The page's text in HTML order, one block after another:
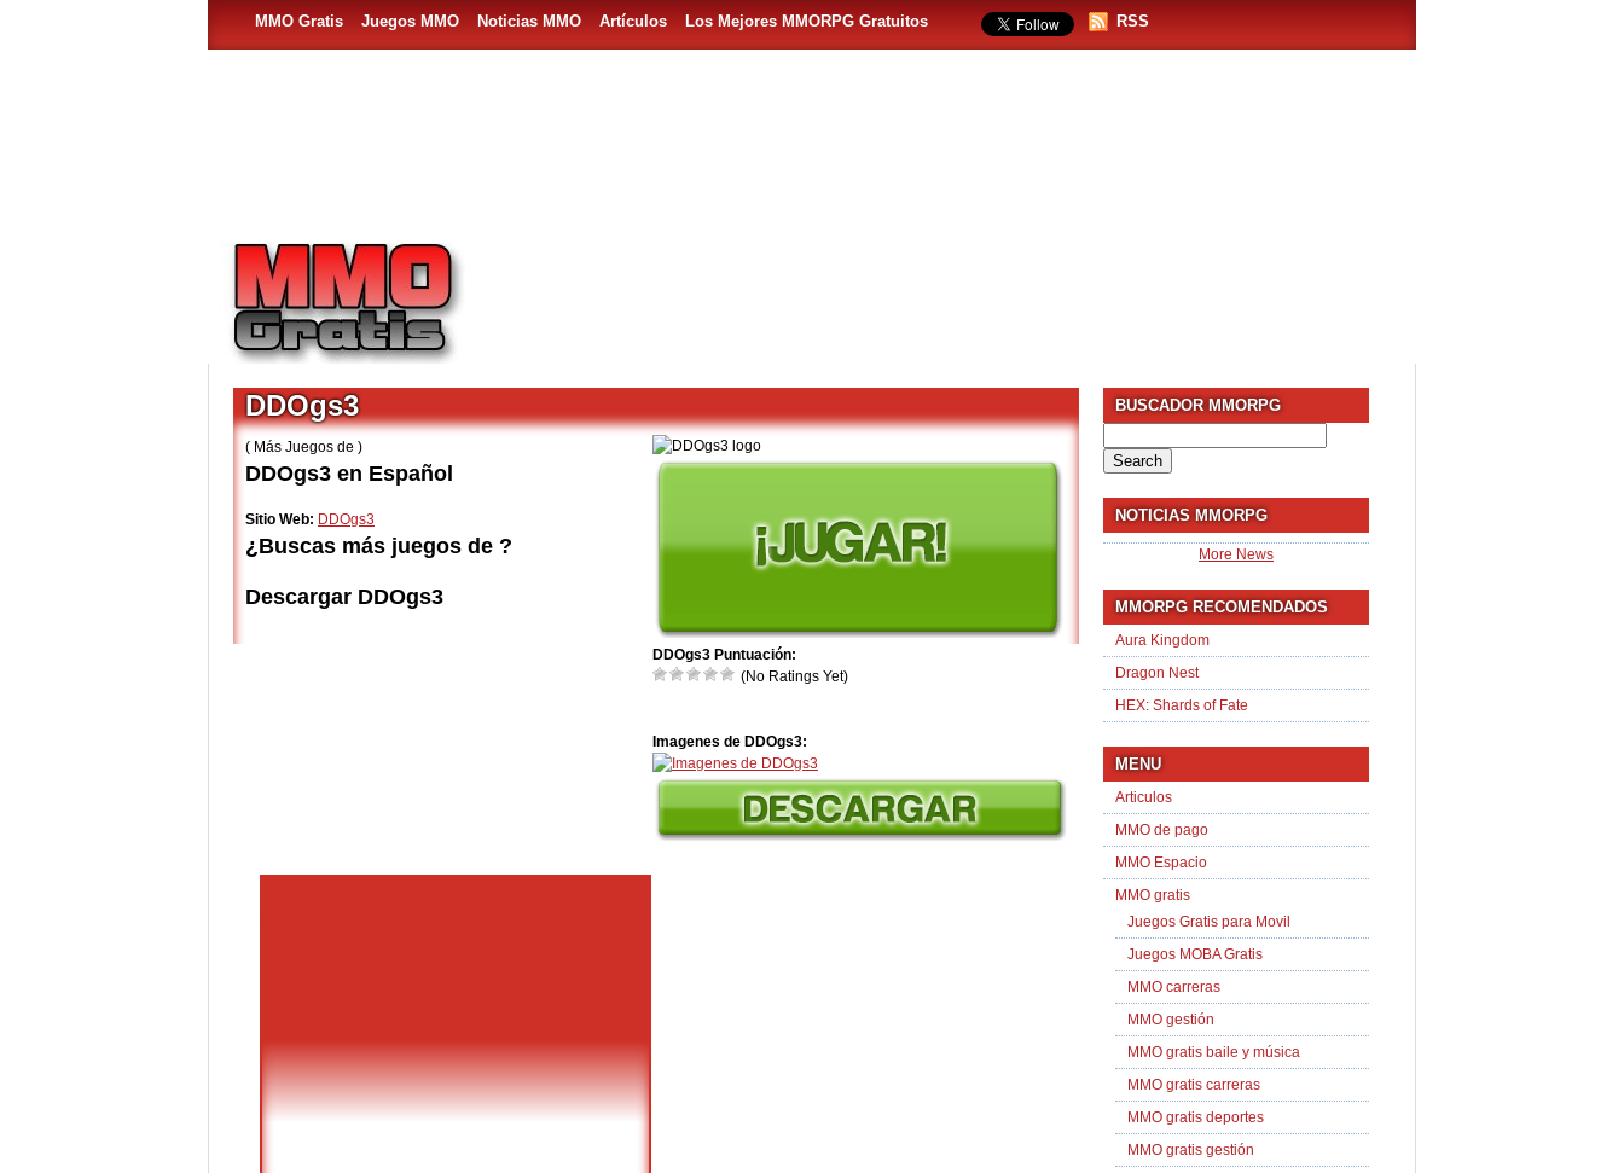
MMO Gratis Juegos MMO Noticias MMO Artículos Los Mejores MMORPG Gratuitos RSS
DDOgs3 Puntuación:
(No Ratings Yet)
Imagenes de DDOgs3:
DDOgs3
( Más Juegos de )
DDOgs3 en Español
Sitio Web: DDOgs3
¿Buscas más juegos de ?
Descargar DDOgs3
BUSCADOR MMORPG
for:
NOTICIAS MMORPG
More News
MMORPG RECOMENDADOS
Aura Kingdom
Dragon Nest
HEX: Shards of Fate
MENU
Articulos
MMO de pago
MMO Espacio
MMO gratis
Juegos Gratis para Movil
Juegos MOBA Gratis
MMO carreras
MMO gestión
MMO gratis baile y música
MMO gratis carreras
MMO gratis deportes
MMO gratis gestión